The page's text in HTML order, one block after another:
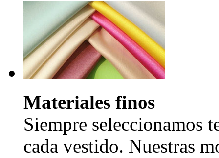
Materiales finos
Siempre seleccionamos
cada vestido. Nuestras